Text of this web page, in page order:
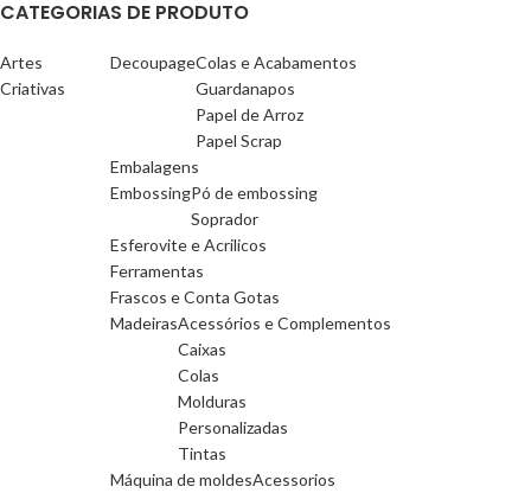
CATEGORIAS DE PRODUTO
Artes
Criativas
DecoupageColas e Acabamentos
Guardanapos
Papel de Arroz
Papel Scrap
Embalagens
EmbossingPó de embossing
Soprador
Esferovite e Acrilicos
Ferramentas
Frascos e Conta Gotas
MadeirasAcessórios e Complementos
Caixas
Colas
Molduras
Personalizadas
Tintas
Máquina de moldesAcessorios